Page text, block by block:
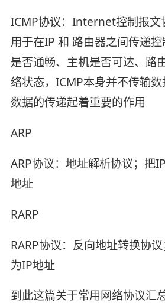
ICMP协议：Internet控制报文
用于在IP 和 路由器之间传递
是否通畅、主机是否可达、路
络状态，ICMP本身并不传输
数据的传递起着重要的作用
ARP
ARP协议：地址解析协议；把
地址
RARP
RARP协议：反向地址转换协
为IP地址
到此这篇关于常用网络协议汇